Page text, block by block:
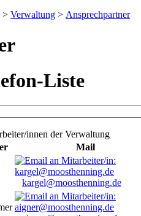
> Verwaltung > Ansprechpartner
Liste
innen der Verwaltung
Mail
kargel@moosthenning.de